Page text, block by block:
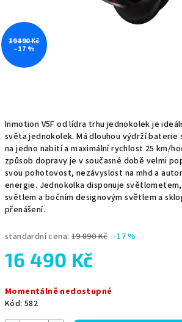
Inmotion V5F od lídra trhu jednokolek je
světa jednokolek. Má dlouhou výdrží baterie
na jedno nabití a maximální rychlost 25 km/
způsob dopravy je v současné době velmi
svou pohotovost, nezávyslost na mhd a
energie. Jednokolka disponuje
světlem a bočním designovým světlem a
přenášení.
standardní cena: 19 890 Kč –17 %
16 490 Kč
cena:
Momentálně nedostupné
Kód: 582
19 890 Kč
–17 %